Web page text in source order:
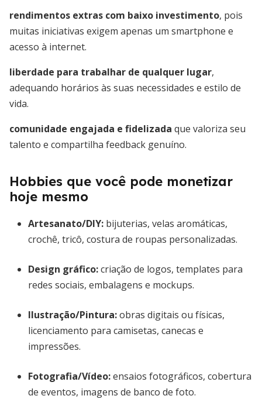
rendimentos extras com baixo investimento, pois
muitas iniciativas exigem apenas um smartphone e
acesso à internet.
liberdade para trabalhar de qualquer lugar,
adequando horários às suas necessidades e estilo de
vida.
comunidade engajada e fidelizada que valoriza seu
talento e compartilha feedback genuíno.
Hobbies que você pode monetizar
hoje mesmo
Artesanato/DIY: bijuterias, velas aromáticas,
crochê, tricô, costura de roupas personalizadas.
Design gráfico:criação de logos, templates para
redes sociais, embalagens e mockups.
Ilustração/Pintura:obras digitais ou físicas,
licenciamento para camisetas, canecas e
impressões.
Fotografia/Vídeo:ensaios fotográficos, cobertura
de eventos, imagens de banco de foto.